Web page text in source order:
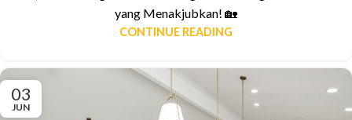
yang Menakjubkan! 🏡
CONTINUE READING
03
JUN